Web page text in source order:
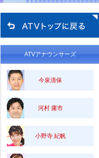
ATVアナウンサーズ
今泉清保
河村 庸市
小野寺 紀帆